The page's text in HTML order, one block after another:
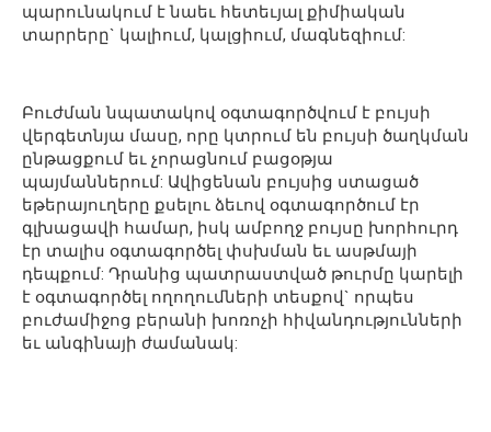
պարունակում է նաեւ հետեւյալ քիմիական
տարրերը` կալիում, կալցիում, մագնեզիում:
Բուժման նպատակով օգտագործվում է բույսի
վերգետնյա մասը, որը կտրում են բույսի ծաղկման
ընթացքում եւ չորացնում բացօթյա
պայմաններում: Ավիցենան բույսից ստացած
եթերայուղերը քսելու ձեւով օգտագործում էր
գլխացավի համար, իսկ ամբողջ բույսը խորհուրդ
էր տալիս օգտագործել փսխման եւ ասթմայի
դեպքում: Դրանից պատրաստված թուրմը կարելի
է օգտագործել ողողումների տեսքով` որպես
բուժամիջոց բերանի խոռոչի հիվանդությունների
եւ անգինայի ժամանակ: